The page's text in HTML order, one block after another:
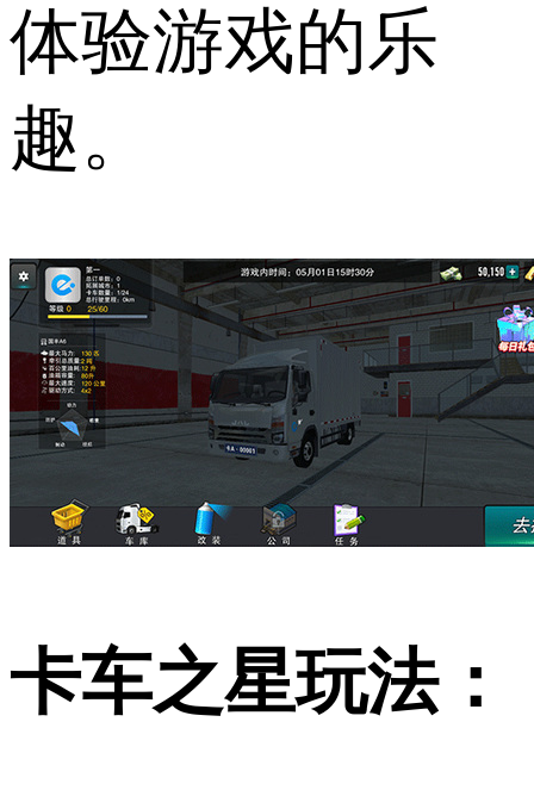
体验游戏的乐
趣。
卡车之星玩法：